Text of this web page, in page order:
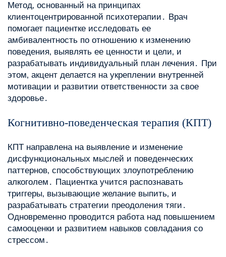
Метод‚ основанный на принципах
клиентоцентрированной психотерапии․ Врач
помогает пациентке исследовать ее
амбивалентность по отношению к изменению
поведения‚ выявлять ее ценности и цели‚ и
разрабатывать индивидуальный план лечения․ При
этом‚ акцент делается на укреплении внутренней
мотивации и развитии ответственности за свое
здоровье․
Когнитивно-поведенческая терапия (КПТ)
КПТ направлена на выявление и изменение
дисфункциональных мыслей и поведенческих
паттернов‚ способствующих злоупотреблению
алкоголем․ Пациентка учится распознавать
триггеры‚ вызывающие желание выпить‚ и
разрабатывать стратегии преодоления тяги․
Одновременно проводится работа над повышением
самооценки и развитием навыков совладания со
стрессом․